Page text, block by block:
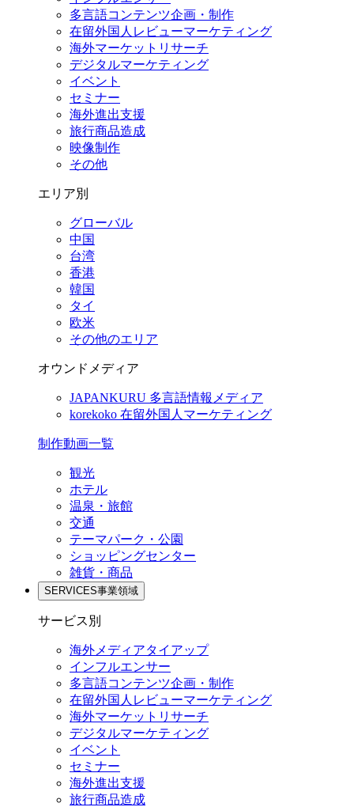
多言語コンテンツ企画・制作
在留外国⼈レビューマーケティング
海外マーケットリサーチ
デジタルマーケティング
イベント
セミナー
海外進出支援
旅行商品造成
映像制作
その他
エリア別
グローバル
中国
台湾
香港
韓国
タイ
欧米
その他のエリア
オウンドメディア
JAPANKURU 多言語情報メディア
korekoko 在留外国人マーケティング
制作動画一覧
観光
ホテル
温泉・旅館
交通
テーマパーク・公園
ショッピングセンター
雑貨・商品
SERVICES事業領域
サービス別
海外メディアタイアップ
インフルエンサー
多言語コンテンツ企画・制作
在留外国⼈レビューマーケティング
海外マーケットリサーチ
デジタルマーケティング
イベント
セミナー
海外進出支援
旅行商品造成